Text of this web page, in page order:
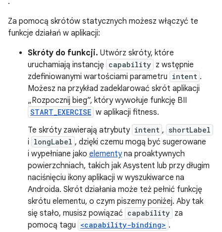
Za pomocą skrótów statycznych możesz włączyć te
funkcje działań w aplikacji:
Skróty do funkcji. Utwórz skróty, które
uruchamiają instancję capability z wstępnie
zdefiniowanymi wartościami parametru intent .
Możesz na przykład zadeklarować skrót aplikacji
„Rozpocznij bieg”, który wywołuje funkcję BII
START_EXERCISE w aplikacji fitness.
Te skróty zawierają atrybuty intent , shortLabel
i longLabel , dzięki czemu mogą być sugerowane
i wypełniane jako elementyna proaktywnych
powierzchniach, takich jak Asystent lub przy długim
naciśnięciu ikony aplikacji w wyszukiwarce na
Androida. Skrót działania może też pełnić funkcję
skrótu elementu, o czym piszemy poniżej. Aby tak
się stało, musisz powiązać capability za
pomocą tagu <capability-binding> .